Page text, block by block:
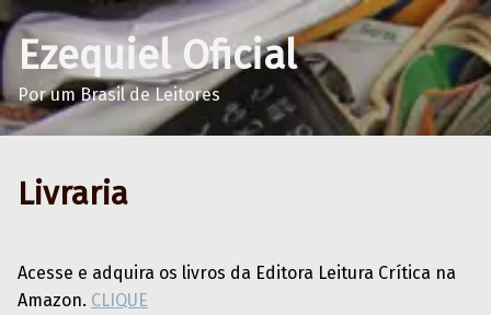
Ezequiel Oficial
Por um Brasil de Leitores
Livraria
Acesse e adquira os livros da Editora Leitura Crítica na
Amazon. CLIQUE